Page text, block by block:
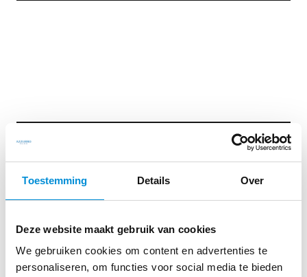
Toestemming Details Over
Deze website maakt gebruik van cookies
We gebruiken cookies om content en advertenties te
personaliseren, om functies voor social media te bieden